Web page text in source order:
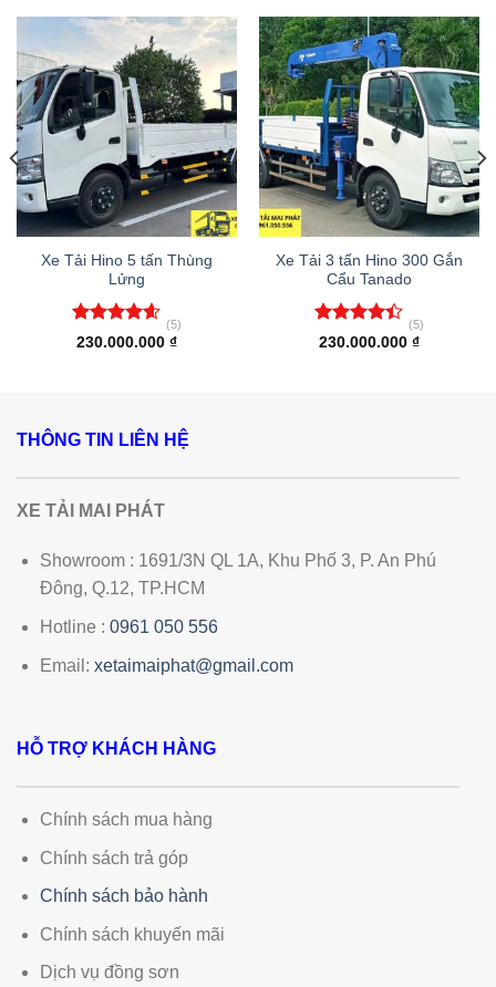
Xe Tải Hino 5 tấn Thùng
Lửng
Được xếp
(5)
230.000.000 ₫
Xe Tải 3 tấn Hino 300 Gắn
Cẩu Tanado
Được xếp
(5)
230.000.000 ₫
THÔNG TIN LIÊN HỆ
XE TẢI MAI PHÁT
Showroom : 1691/3N QL 1A, Khu Phố 3, P. An Phú
Đông, Q.12, TP.HCM
Hotline : 0961 050 556
Email: xetaimaiphat@gmail.com
HỖ TRỢ KHÁCH HÀNG
Chính sách mua hàng
Chính sách trả góp
Chính sách bảo hành
Chính sách khuyến mãi
Dịch vụ đồng sơn